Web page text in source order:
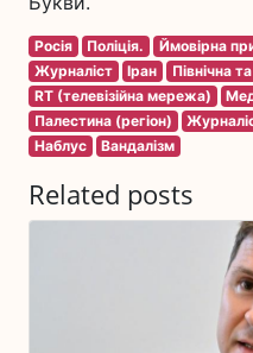
Росія Поліція. Ймовірна
Журналіст
Іран
Північна
RT (телевізійна мережа)
Палестина (регіон)
Наблус
Вандалізм
Related posts